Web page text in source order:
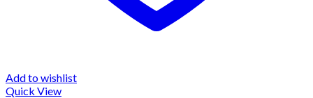
Add to wishlist
Quick View